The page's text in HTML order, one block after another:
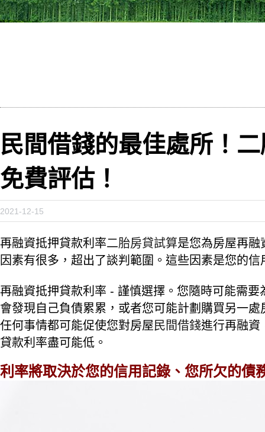
民間借錢的最佳處所！
免費評估！
2021-12-15
再融資抵押貸款利率二胎房貸試算是您為房屋再融
因素有很多，超出了談判範圍。這些因素是您的
再融資抵押貸款利率 - 謹慎選擇。您隨時可能需
會發現自己負債累累，或者您可能計劃購買另一
任何事情都可能促使您對房屋民間借錢進行再融資
貸款利率盡可能低。
利率將取決於您的信用記錄、您所欠的債